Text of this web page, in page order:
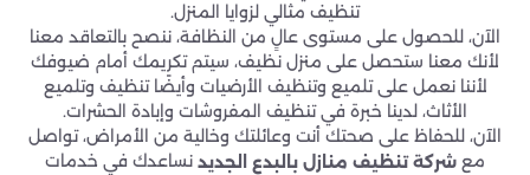
تنظيف مثالي لزوايا المنزل.
الآن، للحصول على مستوى عالٍ من النظافة، ننصح بالتعاقد معنا
لأنك معنا ستحصل على منزل نظيف، سيتم تكريمك أمام ضيوفك
لأننا نعمل على تلميع وتنظيف الأرضيات وأيضًا تنظيف وتلميع
الأثاث، لدينا خبرة في تنظيف المفروشات وإبادة الحشرات.
الآن، للحفاظ على صحتك أنت وعائلتك وخالية من الأمراض، تواصل
مع شركة تنظيف منازل بالبدع الجديد نساعدك في خدمات